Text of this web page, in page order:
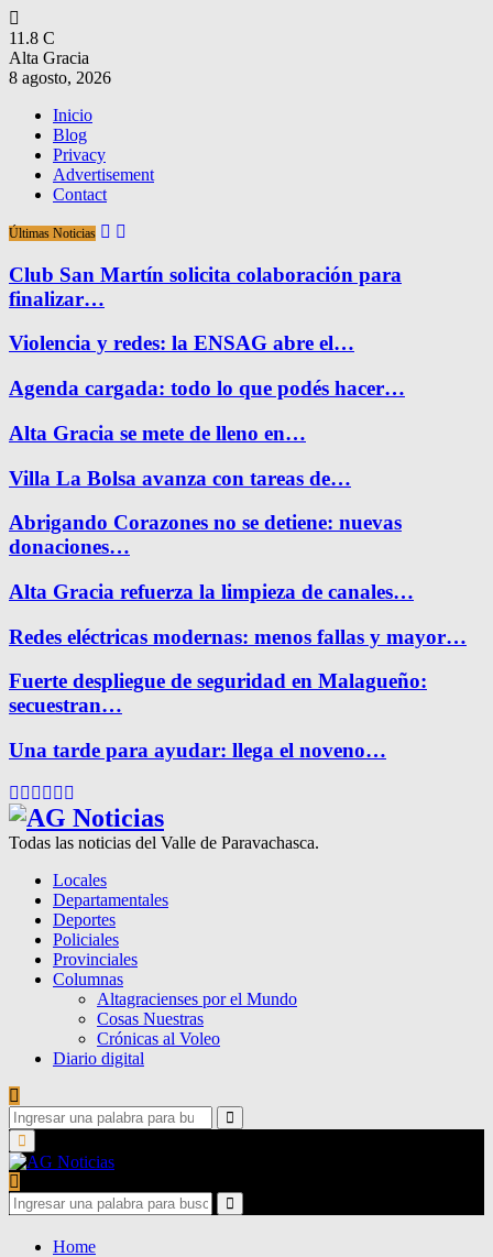
11.8 C
Alta Gracia
8 agosto, 2026
Inicio
Blog
Privacy
Advertisement
Contact
Últimas Noticias
Club San Martín solicita colaboración para
finalizar…
Violencia y redes: la ENSAG abre el…
Agenda cargada: todo lo que podés hacer…
Alta Gracia se mete de lleno en…
Villa La Bolsa avanza con tareas de…
Abrigando Corazones no se detiene: nuevas
donaciones…
Alta Gracia refuerza la limpieza de canales…
Redes eléctricas modernas: menos fallas y mayor…
Fuerte despliegue de seguridad en Malagueño:
secuestran…
Una tarde para ayudar: llega el noveno…
Facebook
Twitter
Instagram
Pinterest
Google
Todas las noticias del Valle de Paravachasca.
Locales
Departamentales
Deportes
Policiales
Provinciales
Columnas
Altagracienses por el Mundo
Cosas Nuestras
Crónicas al Voleo
Diario digital
Search
for:
Search
Primary
Menu
Search
for:
Search
Home